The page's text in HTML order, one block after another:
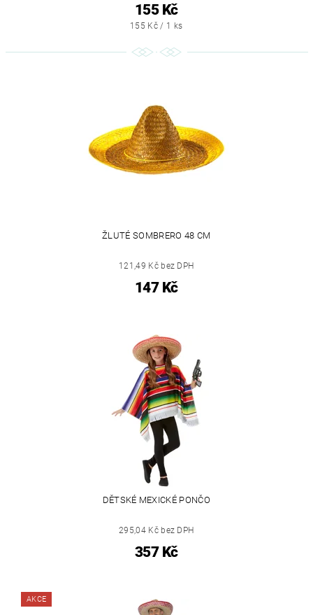
155 Kč
155 Kč / 1 ks
ŽLUTÉ SOMBRERO 48 CM
121,49 Kč bez DPH
147 Kč
DĚTSKÉ MEXICKÉ PONČO
295,04 Kč bez DPH
357 Kč
AKCE